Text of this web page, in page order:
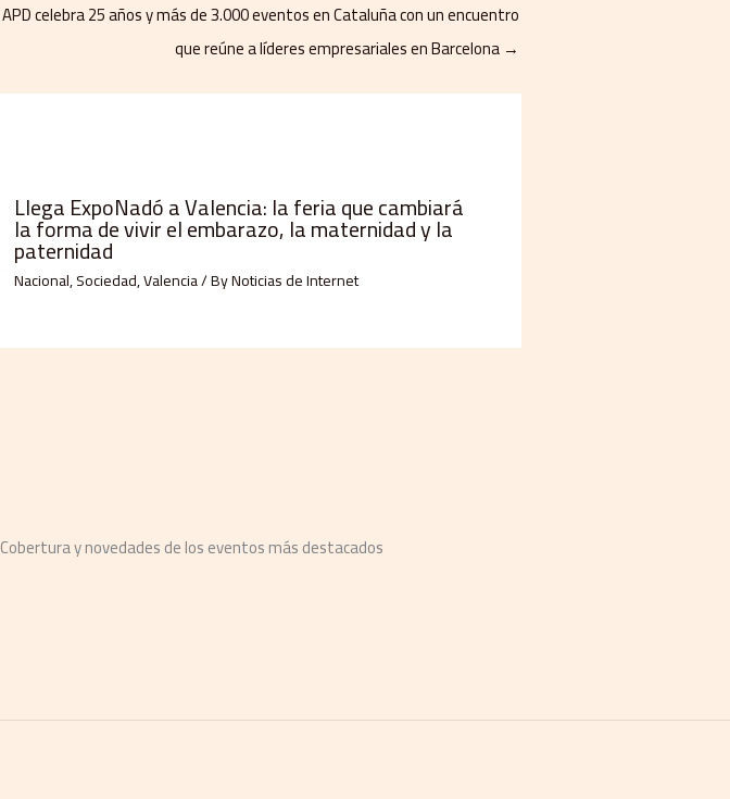
APD celebra 25 años y más de 3.000 eventos en Cataluña con un encuentro
que reúne a líderes empresariales en Barcelona →
Llega ExpoNadó a Valencia: la feria que cambiará
la forma de vivir el embarazo, la maternidad y la
paternidad
Nacional,Sociedad,Valencia/ ByNoticias de Internet
Cobertura y novedades de los eventos más destacados